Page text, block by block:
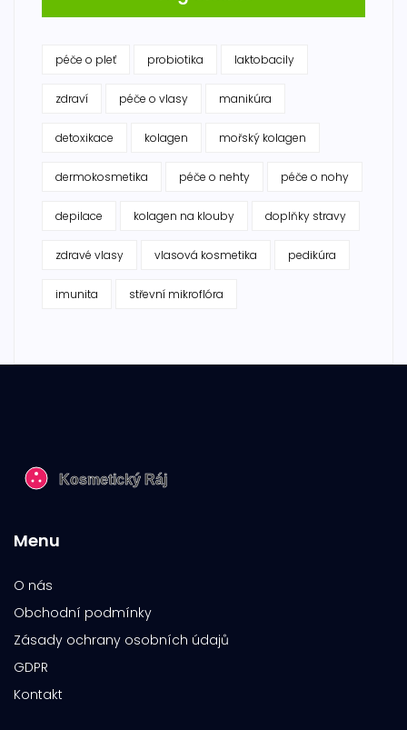
péče o pleť probiotika laktobacily
zdraví péče o vlasy manikúra
detoxikace kolagen mořský kolagen
dermokosmetika péče o nehty péče o nohy
depilace kolagen na klouby doplňky stravy
zdravé vlasy vlasová kosmetika pedikúra
imunita střevní mikroflóra
Menu
O nás
Obchodní podmínky
Zásady ochrany osobních údajů
GDPR
Kontakt